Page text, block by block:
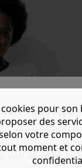
you want to be
pour
des
votre
moment et